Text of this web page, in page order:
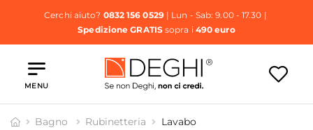
Cerchi aiuto? 0832 156 0529| Lun - Sab: 9.00 - 17.30 |
Spedizione GRATISsopra i 490 euro
MENU
Bagno Rubinetteria Lavabo